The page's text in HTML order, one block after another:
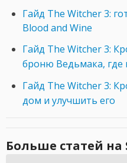
Гайд The Witcher 3:
Blood and Wine
Гайд The Witcher 3:
броню Ведьмака, где
Гайд The Witcher 3:
дом и улучшить его
Больше статей на